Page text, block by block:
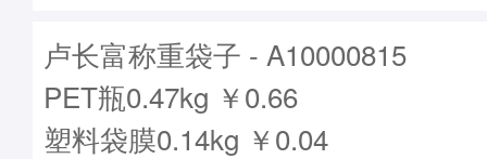
卢长富称重袋子 - A10000815
PET瓶0.47kg ￥0.66
塑料袋膜0.14kg ￥0.04